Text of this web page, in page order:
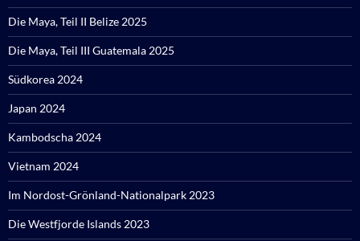
Die Maya, Teil II Belize 2025
Die Maya, Teil III Guatemala 2025
Südkorea 2024
Japan 2024
Kambodscha 2024
Vietnam 2024
Im Nordost-Grönland-Nationalpark 2023
Die Westfjorde Islands 2023